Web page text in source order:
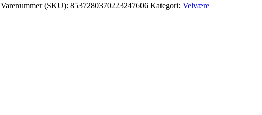
Varenummer (SKU): 8537280370223247606 Kategori: Velvære